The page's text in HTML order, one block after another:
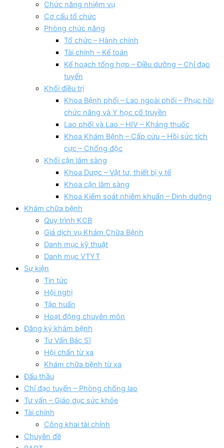
Chức năng nhiệm vụ
Cơ cấu tổ chức
Phòng chức năng
Tổ chức – Hành chính
Tài chính – Kế toán
Kế hoạch tổng hợp – Điều dưỡng – Chỉ đạo
tuyển
Khối điều trị
Khoa Bệnh phổi – Lao ngoài phổi – Phục hồi
chức năng và Y học cổ truyền
Lao phổi và Lao – HIV – Kháng thuốc
Khoa Khám Bệnh – Cấp cứu – Hồi sức tích
cực – Chống độc
Khối cận lâm sàng
Khoa Dược – Vật tư, thiết bị y tế
Khoa cận lâm sàng
Khoa Kiểm soát nhiễm khuẩn – Dinh dưỡng
Khám chữa bệnh
Quy trình KCB
Giá dịch vụ Khám Chữa Bệnh
Danh mục kỹ thuật
Danh mục VTYT
Sự kiện
Tin tức
Hội nghị
Tập huấn
Hoạt động chuyên môn
Đăng ký khám bệnh
Tư Vấn Bác Sĩ
Hội chẩn từ xa
Khám chữa bệnh từ xa
Đấu thầu
Chỉ đạo tuyến – Phòng chống lao
Tư vấn – Giáo dục sức khỏe
Tài chính
Công khai tài chính
Chuyên đề